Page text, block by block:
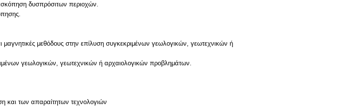
δυσπρόσιτων περιοχών.
μαγνητικές μεθόδους στην επίλυση συγκεκριμένων γεωλογικών, γεωτεχνικών ή
γεωλογικών, γεωτεχνικών ή αρχαιολογικών προβλημάτων.
και των απαραίτητων τεχνολογιών